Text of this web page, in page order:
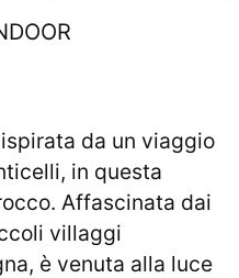
da un viaggio
in questa
Affascinata dai
villaggi
è venuta alla luce